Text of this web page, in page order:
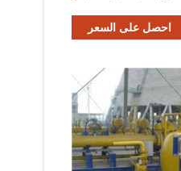
احصل على السعر